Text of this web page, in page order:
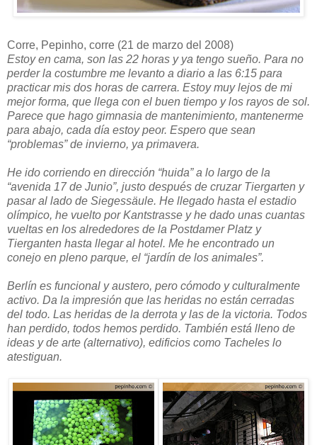
Corre, Pepinho, corre (21 de marzo del 2008)
Estoy en cama, son las 22 horas y ya tengo sueño. Para no
perder la costumbre me levanto a diario a las 6:15 para
practicar mis dos horas de carrera. Estoy muy lejos de mi
mejor forma, que llega con el buen tiempo y los rayos de sol.
Parece que hago gimnasia de mantenimiento, mantenerme
para abajo, cada día estoy peor. Espero que sean
“problemas” de invierno, ya primavera.
He ido corriendo en dirección “huida” a lo largo de la
“avenida 17 de Junio”, justo después de cruzar Tiergarten y
pasar al lado de Siegessäule. He llegado hasta el estadio
olímpico, he vuelto por Kantstrasse y he dado unas cuantas
vueltas en los alrededores de la Postdamer Platz y
Tierganten hasta llegar al hotel. Me he encontrado un
conejo en pleno parque, el “jardín de los animales”.
Berlín es funcional y austero, pero cómodo y culturalmente
activo. Da la impresión que las heridas no están cerradas
del todo. Las heridas de la derrota y las de la victoria. Todos
han perdido, todos hemos perdido. También está lleno de
ideas y de arte (alternativo), edificios como Tacheles lo
atestiguan.